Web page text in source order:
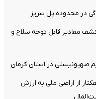
مقادیر قابل توجه سلاح و
از انفال در البرز/بازپس‌گیری ۳۱ هکتار از اراضی ملی به ارزش